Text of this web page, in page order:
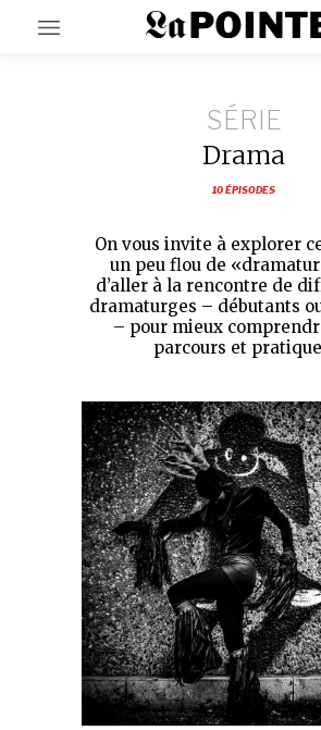
EN CE MOMENT
À PROPOS
NOS PARTENAIRES
SOUTENEZ NOUS
SÉRIE
Drama
10 ÉPISODES
On vous invite à explorer
un peu flou de
d’aller à la rencontre de
dramaturges – débutants
– pour mieux
parcours et